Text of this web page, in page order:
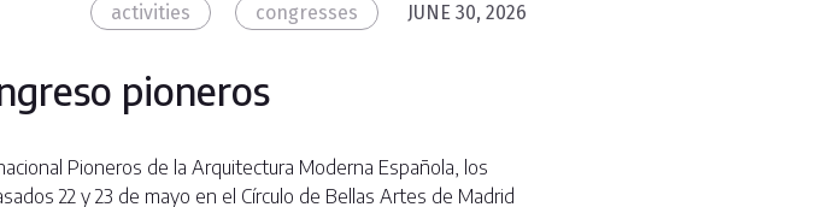
activities congresses JUNE 30, 2026
pioneros
Pioneros de la Arquitectura Moderna Española, los
22 y 23 de mayo en el Círculo de Bellas Artes de Madrid